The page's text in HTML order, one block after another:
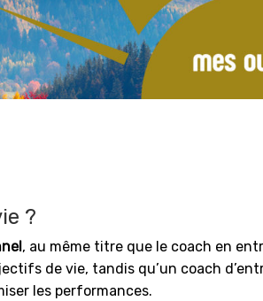
?
, au même titre que le coach en
de vie, tandis qu’un coach
les performances.